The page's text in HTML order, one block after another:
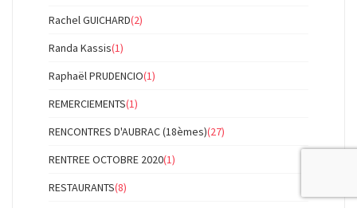
Rachel GUICHARD(2)
Randa Kassis(1)
Raphaël PRUDENCIO(1)
REMERCIEMENTS(1)
RENCONTRES D'AUBRAC (18èmes)(27)
RENTREE OCTOBRE 2020(1)
RESTAURANTS(8)